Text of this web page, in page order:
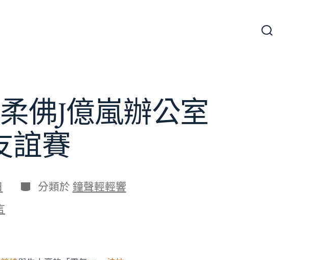
佛J億嵐辦公室
誼賽
分
類
分類於 鐘聲輕輕響